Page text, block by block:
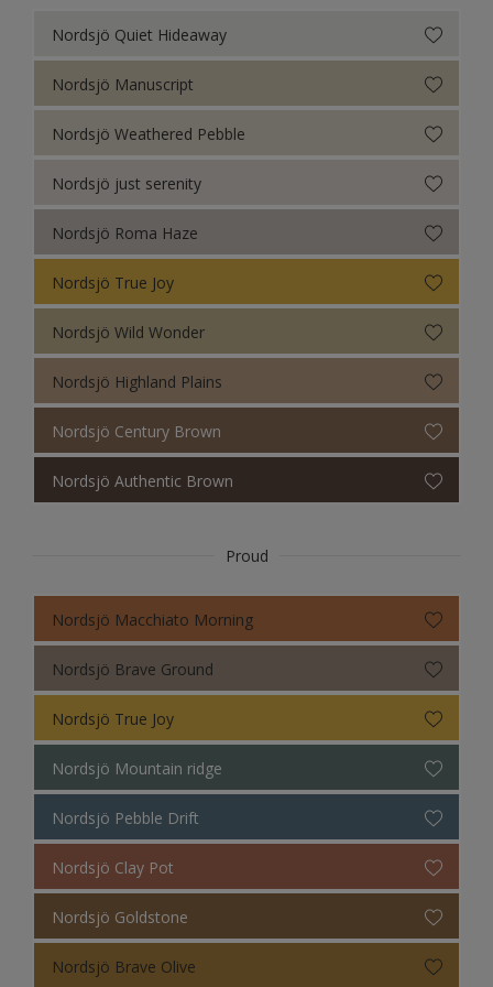
Nordsjö Quiet Hideaway
Nordsjö Manuscript
Nordsjö Weathered Pebble
Nordsjö just serenity
Nordsjö Roma Haze
Nordsjö True Joy
Nordsjö Wild Wonder
Nordsjö Highland Plains
Nordsjö Century Brown
Nordsjö Authentic Brown
Proud
Nordsjö Macchiato Morning
Nordsjö Brave Ground
Nordsjö True Joy
Nordsjö Mountain ridge
Nordsjö Pebble Drift
Nordsjö Clay Pot
Nordsjö Goldstone
Nordsjö Brave Olive